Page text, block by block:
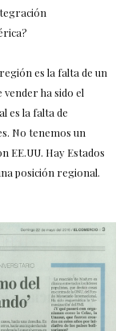
es la falta de un
ha sido el
es la falta de
No tenemos un
EE.UU. Hay Estados
posición regional.